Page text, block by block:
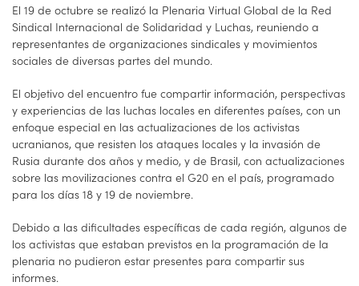
El 19 de octubre se realizó la Plenaria Virtual Global de la Red
Sindical Internacional de Solidaridad y Luchas, reuniendo a
representantes de organizaciones sindicales y movimientos
sociales de diversas partes del mundo.
El objetivo del encuentro fue compartir información, perspectivas
y experiencias de las luchas locales en diferentes países, con un
enfoque especial en las actualizaciones de los activistas
ucranianos, que resisten los ataques locales y la invasión de
Rusia durante dos años y medio, y de Brasil, con actualizaciones
sobre las movilizaciones contra el G20 en el país, programado
para los días 18 y 19 de noviembre.
Debido a las dificultades específicas de cada región, algunos de
los activistas que estaban previstos en la programación de la
plenaria no pudieron estar presentes para compartir sus
informes.